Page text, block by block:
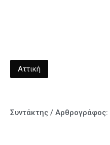
Αττική
Συντάκτης / Αρθρογράφος: